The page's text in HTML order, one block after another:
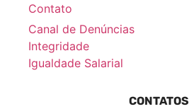
Contato
Canal de Denúncias
Integridade
Igualdade Salarial
CONTATOS